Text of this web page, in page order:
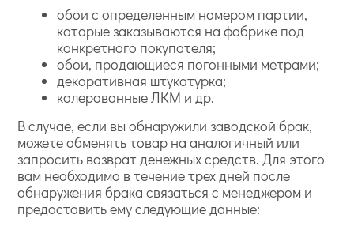
обои с определенным номером партии,
которые заказываются на фабрике под
конкретного покупателя;
обои, продающиеся погонными метрами;
декоративная штукатурка;
колерованные ЛКМ и др.
В случае, если вы обнаружили заводской брак,
можете обменять товар на аналогичный или
запросить возврат денежных средств. Для этого
вам необходимо в течение трех дней после
обнаружения брака связаться с менеджером и
предоставить ему следующие данные: